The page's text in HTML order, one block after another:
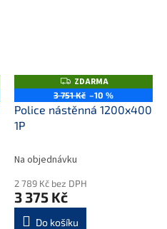
Z
D
A
R
ZDARMA
3 751 Kč –10 %
Police nástěnná 1200x400
1P
Na objednávku
2 789 Kč bez DPH
3 375 Kč
Do košíku